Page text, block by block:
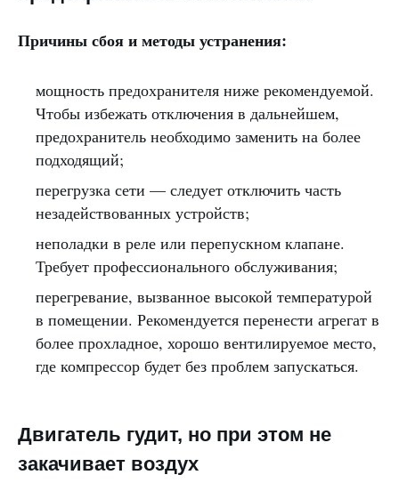
Причины сбоя и методы устранения:
мощность предохранителя ниже рекомендуемой.
Чтобы избежать отключения в дальнейшем,
предохранитель необходимо заменить на более
подходящий;
перегрузка сети — следует отключить часть
незадействованных устройств;
неполадки в реле или перепускном клапане.
Требует профессионального обслуживания;
перегревание, вызванное высокой температурой
в помещении. Рекомендуется перенести агрегат в
более прохладное, хорошо вентилируемое место,
где компрессор будет без проблем запускаться.
Двигатель гудит, но при этом не
закачивает воздух